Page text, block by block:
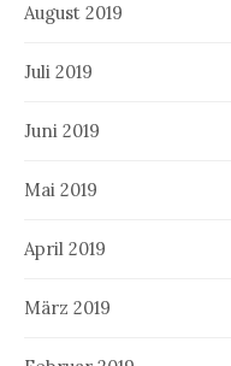
August 2019
Juli 2019
Juni 2019
Mai 2019
April 2019
März 2019